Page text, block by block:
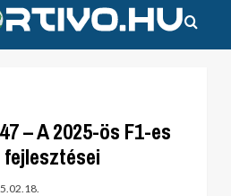
– A 2025-ös F1-es